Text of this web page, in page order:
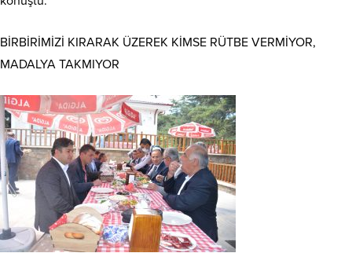
BİRBİRİMİZİ KIRARAK ÜZEREK KİMSE RÜTBE VERMİYOR,
MADALYA TAKMIYOR